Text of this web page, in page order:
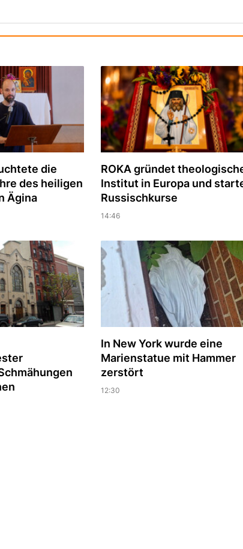
die
des heiligen
Ägina
ROKA gründet
Institut in Europa und
Russischkurse
14:46
In New York wurde eine
Marienstatue mit Hammer
zerstört
12:30